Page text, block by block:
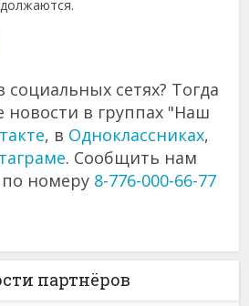
сетях? Тогда
новости в группах "Наш
, в Одноклассниках,
. Сообщить нам
номеру 8-776-000-66-77
партнёров